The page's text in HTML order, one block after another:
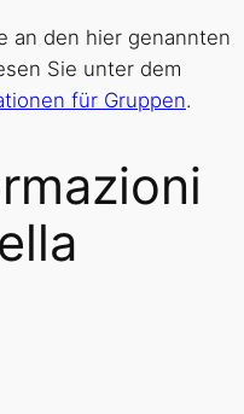
an den hier genannten
Sie unter dem
für Gruppen.